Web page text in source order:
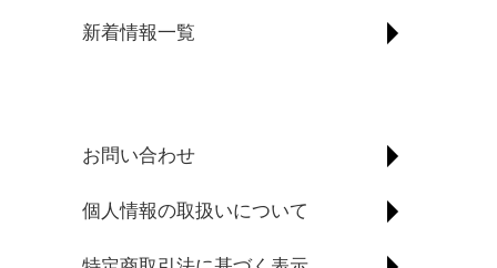
新着情報一覧
お問い合わせ
個人情報の取扱いについて